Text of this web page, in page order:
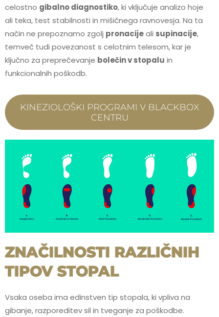
celostno gibalno diagnostiko, ki vključuje analizo hoje
ali teka, test stabilnosti in mišičnega ravnovesja. Na ta
način ne prepoznamo zgolj pronacijeali supinacije,
temveč tudi povezanost s celotnim telesom, kar je
ključno za preprečevanje bolečin v stopalu in
funkcionalnih poškodb.
KINEZIOLOŠKI PROGRAMI V BLACKBOX
CENTRU
ZNAČILNOSTI RAZLIČNIH
TIPOV STOPAL
Vsaka oseba ima edinstven tip stopala, ki vpliva na
gibanje, razporeditev sil in tveganje za poškodbe.